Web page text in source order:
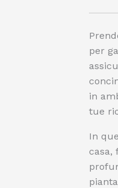
per
in
tue
In
casa,